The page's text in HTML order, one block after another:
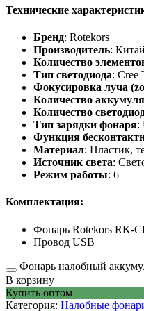
Технические
Бренд: Rotekors
Производитель: Китай
Количество
Тип светодиода: Cree
Фокусировка луча
Количество
Количество
Тип зарядки фонаря:
Функция
Материал: Пластик,
Источник света:
Режим работы: 6
Комплектация:
Фонарь Rotekors RK-
Провод USB
Фонарь налобный
В корзину
Купить оптом
Категория: Налобные